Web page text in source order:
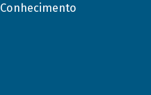
Conhecimento